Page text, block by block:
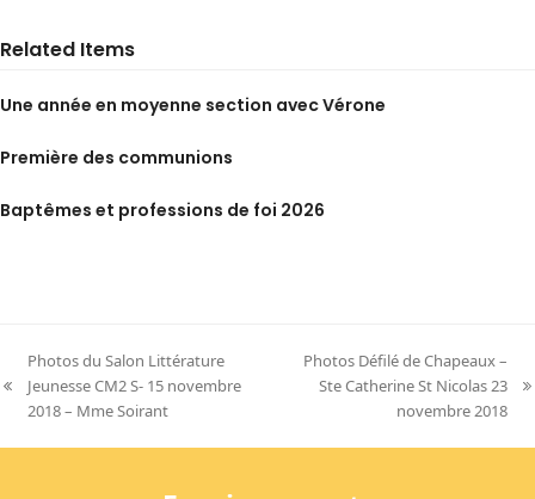
Related Items
Une année en moyenne section avec Vérone
Première des communions
Baptêmes et professions de foi 2026
previous
post:
Photos du Salon Littérature
Jeunesse CM2 S- 15 novembre
2018 – Mme Soirant
next
Photos Défilé de Chapeaux –
Ste Catherine St Nicolas 23
novembre 2018